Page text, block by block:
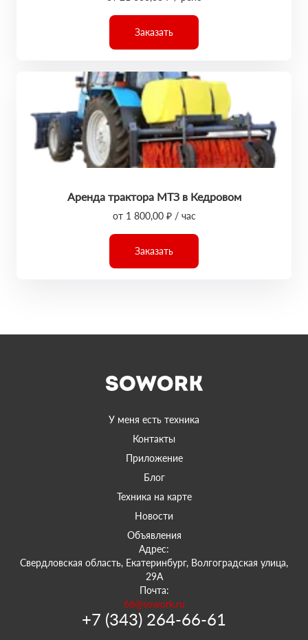
Заказать
Аренда трактора МТЗ в Кедровом
от 1 800,00 ₽ / час
Заказать
У меня есть техника
Контакты
Приложение
Блог
Техника на карте
Новости
Объявления
Адрес:
Свердловская область, Екатеринбург, Волгоградская улица,
29А
Почта:
66@sowork.ru
+7 (343) 264-66-61